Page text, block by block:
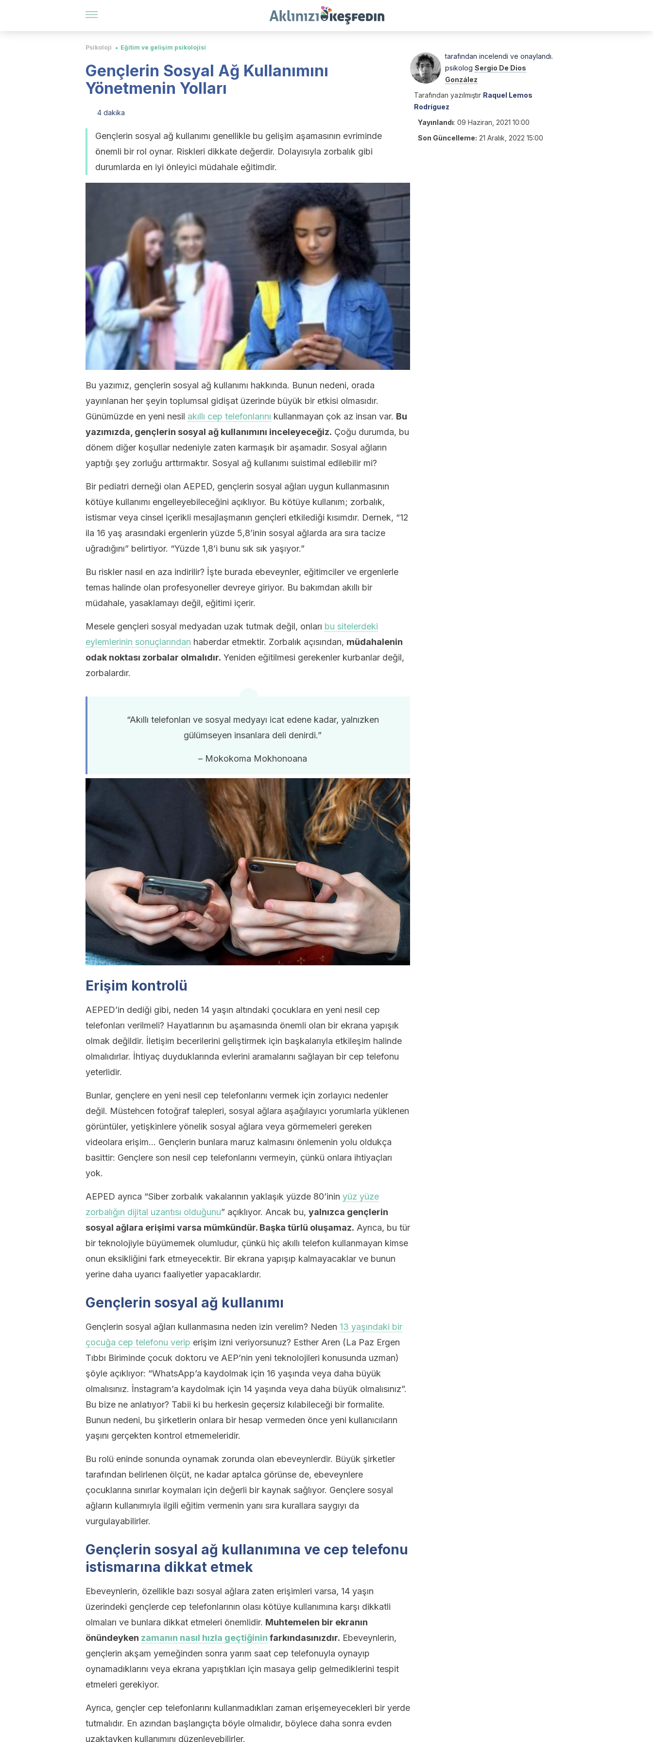
Psikoloji Eğitim ve gelişim psikolojisi
Gençlerin Sosyal Ağ Kullanımını
Yönetmenin Yolları
4 dakika
Gençlerin sosyal ağ kullanımı genellikle bu gelişim aşamasının evriminde
önemli bir rol oynar. Riskleri dikkate değerdir. Dolayısıyla zorbalık gibi
durumlarda en iyi önleyici müdahale eğitimdir.
Bu yazımız, gençlerin sosyal ağ kullanımı hakkında. Bunun nedeni, orada
yayınlanan her şeyin toplumsal gidişat üzerinde büyük bir etkisi olmasıdır.
Günümüzde en yeni nesil akıllı cep telefonlarını kullanmayan çok az insan var. Bu
yazımızda, gençlerin sosyal ağ kullanımını inceleyeceğiz. Çoğu durumda, bu
dönem diğer koşullar nedeniyle zaten karmaşık bir aşamadır. Sosyal ağların
yaptığı şey zorluğu arttırmaktır. Sosyal ağ kullanımı suistimal edilebilir mi?
Bir pediatri derneği olan AEPED, gençlerin sosyal ağları uygun kullanmasının
kötüye kullanımı engelleyebileceğini açıklıyor. Bu kötüye kullanım; zorbalık,
istismar veya cinsel içerikli mesajlaşmanın gençleri etkilediği kısımdır. Dernek, “12
ila 16 yaş arasındaki ergenlerin yüzde 5,8’inin sosyal ağlarda ara sıra tacize
uğradığını” belirtiyor. “Yüzde 1,8’i bunu sık sık yaşıyor.”
Bu riskler nasıl en aza indirilir? İşte burada ebeveynler, eğitimciler ve ergenlerle
temas halinde olan profesyoneller devreye giriyor. Bu bakımdan akıllı bir
müdahale, yasaklamayı değil, eğitimi içerir.
Mesele gençleri sosyal medyadan uzak tutmak değil, onları bu sitelerdeki
eylemlerinin sonuçlarından haberdar etmektir. Zorbalık açısından, müdahalenin
odak noktası zorbalar olmalıdır. Yeniden eğitilmesi gerekenler kurbanlar değil,
zorbalardır.
“Akıllı telefonları ve sosyal medyayı icat edene kadar, yalnızken
gülümseyen insanlara deli denirdi.”
– Mokokoma Mokhonoana
Erişim kontrolü
AEPED’in dediği gibi, neden 14 yaşın altındaki çocuklara en yeni nesil cep
telefonları verilmeli? Hayatlarının bu aşamasında önemli olan bir ekrana yapışık
olmak değildir. İletişim becerilerini geliştirmek için başkalarıyla etkileşim halinde
olmalıdırlar. İhtiyaç duyduklarında evlerini aramalarını sağlayan bir cep telefonu
yeterlidir.
Bunlar, gençlere en yeni nesil cep telefonlarını vermek için zorlayıcı nedenler
değil. Müstehcen fotoğraf talepleri, sosyal ağlara aşağılayıcı yorumlarla yüklenen
görüntüler, yetişkinlere yönelik sosyal ağlara veya görmemeleri gereken
videolara erişim… Gençlerin bunlara maruz kalmasını önlemenin yolu oldukça
basittir: Gençlere son nesil cep telefonlarını vermeyin, çünkü onlara ihtiyaçları
yok.
AEPED ayrıca “Siber zorbalık vakalarının yaklaşık yüzde 80’inin yüz yüze
zorbalığın dijital uzantısı olduğunu” açıklıyor. Ancak bu, yalnızca gençlerin
sosyal ağlara erişimi varsa mümkündür. Başka türlü oluşamaz. Ayrıca, bu tür
bir teknolojiyle büyümemek olumludur, çünkü hiç akıllı telefon kullanmayan kimse
onun eksikliğini fark etmeyecektir. Bir ekrana yapışıp kalmayacaklar ve bunun
yerine daha uyarıcı faaliyetler yapacaklardır.
Gençlerin sosyal ağ kullanımı
Gençlerin sosyal ağları kullanmasına neden izin verelim? Neden 13 yaşındaki bir
çocuğa cep telefonu verip erişim izni veriyorsunuz? Esther Aren (La Paz Ergen
Tıbbı Biriminde çocuk doktoru ve AEP’nin yeni teknolojileri konusunda uzman)
şöyle açıklıyor: “WhatsApp’a kaydolmak için 16 yaşında veya daha büyük
olmalısınız. İnstagram’a kaydolmak için 14 yaşında veya daha büyük olmalısınız”.
Bu bize ne anlatıyor? Tabii ki bu herkesin geçersiz kılabileceği bir formalite.
Bunun nedeni, bu şirketlerin onlara bir hesap vermeden önce yeni kullanıcıların
yaşını gerçekten kontrol etmemeleridir.
Bu rolü eninde sonunda oynamak zorunda olan ebeveynlerdir. Büyük şirketler
tarafından belirlenen ölçüt, ne kadar aptalca görünse de, ebeveynlere
çocuklarına sınırlar koymaları için değerli bir kaynak sağlıyor. Gençlere sosyal
ağların kullanımıyla ilgili eğitim vermenin yanı sıra kurallara saygıyı da
vurgulayabilirler.
Gençlerin sosyal ağ kullanımına ve cep telefonu
istismarına dikkat etmek
Ebeveynlerin, özellikle bazı sosyal ağlara zaten erişimleri varsa, 14 yaşın
üzerindeki gençlerde cep telefonlarının olası kötüye kullanımına karşı dikkatli
olmaları ve bunlara dikkat etmeleri önemlidir. Muhtemelen bir ekranın
önündeyken zamanın nasıl hızla geçtiğinin farkındasınızdır. Ebeveynlerin,
gençlerin akşam yemeğinden sonra yarım saat cep telefonuyla oynayıp
oynamadıklarını veya ekrana yapıştıkları için masaya gelip gelmediklerini tespit
etmeleri gerekiyor.
Ayrıca, gençler cep telefonlarını kullanmadıkları zaman erişemeyecekleri bir yerde
tutmalıdır. En azından başlangıçta böyle olmalıdır, böylece daha sonra evden
uzaktayken kullanımını düzenleyebilirler.
tarafından incelendi ve onaylandı.
psikolog Sergio De Dios
González
Tarafından yazılmıştır Raquel Lemos
Rodríguez
Yayınlandı: 09 Haziran, 2021 10:00
Son Güncelleme: 21 Aralık, 2022 15:00